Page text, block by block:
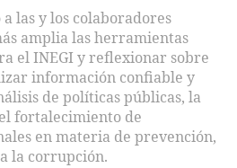
las y los colaboradores
amplia las herramientas
el INEGI y reflexionar sobre
información confiable y
de políticas públicas, la
fortalecimiento de
en materia de prevención,
la corrupción.